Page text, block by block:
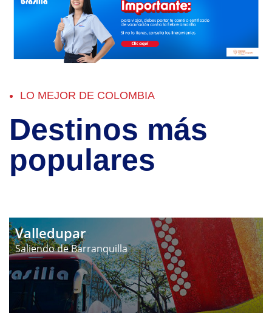
LO MEJOR DE COLOMBIA
Destinos más
populares
Valledupar
Saliendo de Barranquilla